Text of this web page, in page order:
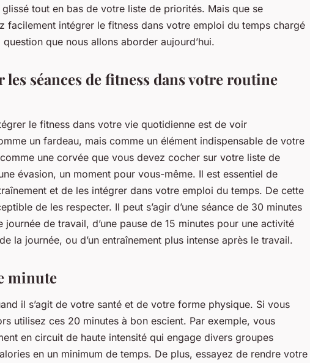
tout en bas de votre liste de priorités. Mais que se
facilement intégrer le fitness dans votre emploi du temps chargé
question que nous allons aborder aujourd’hui.
séances de fitness dans votre routine
le fitness dans votre vie quotidienne est de voir
un fardeau, mais comme un élément indispensable de votre
une corvée que vous devez cocher sur votre liste de
évasion, un moment pour vous-même. Il est essentiel de
et de les intégrer dans votre emploi du temps. De cette
de les respecter. Il peut s’agir d’une séance de 30 minutes
de travail, d’une pause de 15 minutes pour une activité
la journée, ou d’un entraînement plus intense après le travail.
minute
il s’agit de votre santé et de votre forme physique. Si vous
utilisez ces 20 minutes à bon escient. Par exemple, vous
en circuit de haute intensité qui engage divers groupes
en un minimum de temps. De plus, essayez de rendre votre